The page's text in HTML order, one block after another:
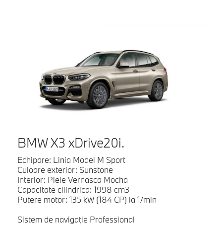
BMW X3 xDrive20i.
Echipare: Linia Model M Sport
Culoare exterior: Sunstone
Interior: Piele Vernasca Mocha
Capacitate cilindrica: 1998 cm3
Putere motor: 135 kW (184 CP) la 1/min
Sistem de navigaţie Professional